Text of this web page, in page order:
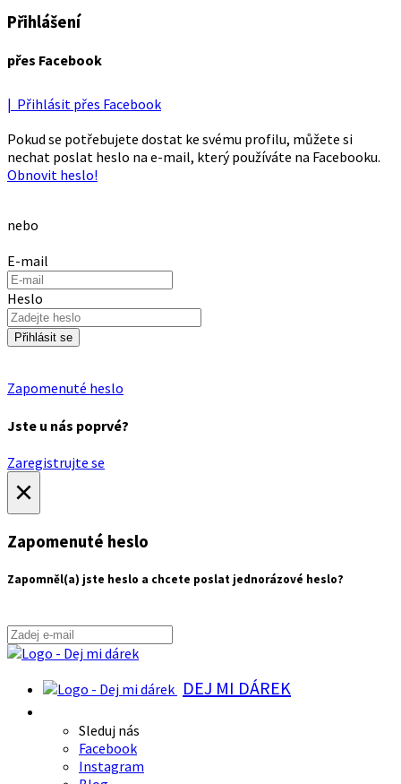
Přihlášení
přes Facebook
| Přihlásit přes Facebook
Pokud se potřebujete dostat ke svému profilu, můžete si
nechat poslat heslo na e-mail, který používáte na Facebooku.
Obnovit heslo!
nebo
E-mail
Heslo
Přihlásit se
Zapomenuté heslo
Jste u nás poprvé?
Zaregistrujte se
×
Zapomenuté heslo
Zapomněl(a) jste heslo a chcete poslat jednorázové heslo?
DEJ MI DÁREK
Sleduj nás
Facebook
Instagram